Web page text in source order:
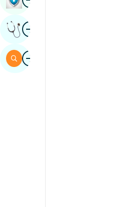
WêneRaya Pisporê Bistînin
WêneGerr